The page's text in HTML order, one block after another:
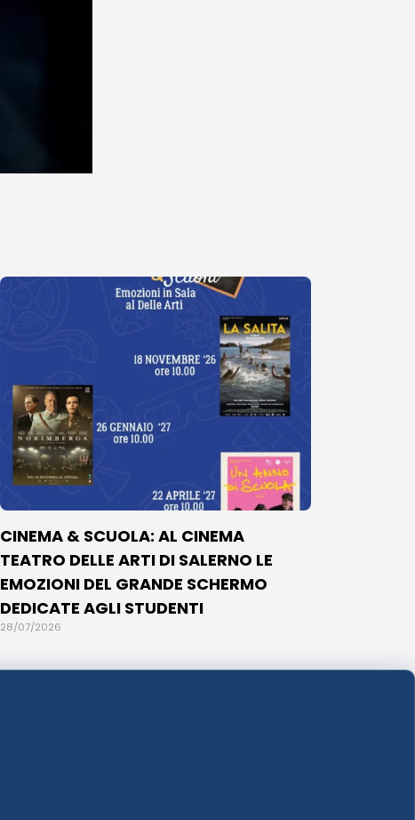
CINEMA & SCUOLA: AL CINEMA
TEATRO DELLE ARTI DI SALERNO LE
EMOZIONI DEL GRANDE SCHERMO
DEDICATE AGLI STUDENTI
28/07/2026